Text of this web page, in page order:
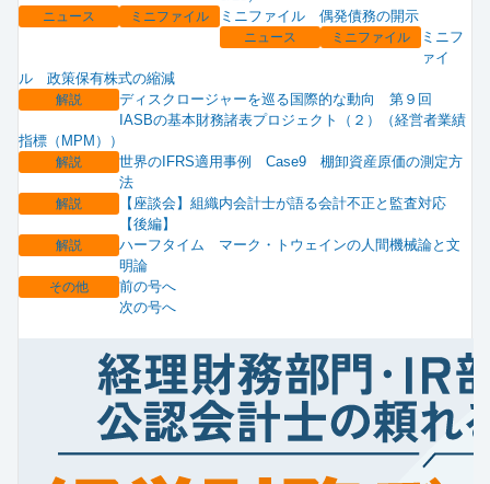
ニュース ミニファイル ミニファイル 偶発債務の開示
ニュース ミニファイル
ミニフ
ァイ
ル 政策保有株式の縮減
解説
ディスクロージャーを巡る国際的な動向 第９回
IASBの基本財務諸表プロジェクト（２）（経営者業績
指標（MPM））
解説
世界のIFRS適用事例 Case9 棚卸資産原価の測定方
法
解説
【座談会】組織内会計士が語る会計不正と監査対応
【後編】
解説
ハーフタイム マーク・トウェインの人間機械論と文
明論
その他
前の号へ
次の号へ